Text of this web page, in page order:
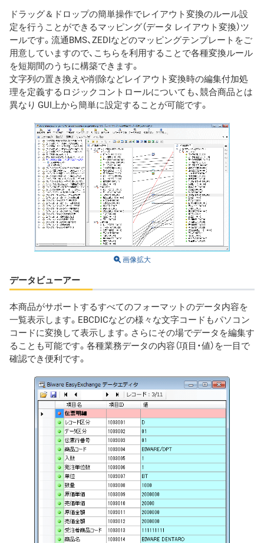
ドラッグ＆ドロップの簡単操作でレイアウト変換のルール設
定を行うことができるマッピング（データ レイアウト変換）ツ
ールです。流通BMS、ZEDIなどのマッピングテンプレートをご
用意していますので、こちらを利用することで各種変換ルール
を短期間のうちに構築できます。
文字列の置き換えや削除などレイアウト変換時の編集付加処
理を定義するロジックコントロールについても、競合商品とは
異なり GUI上から簡単に設定することが可能です。
画像拡大
データビューアー
本商品がサポートするすべてのフォーマットのデータ内容を
一覧表示します。EBCDICなどの様々な文字コードもパソコン
コードに変換して表示します。さらにその場でデータを編集す
ることも可能です。各種業務データの内容（項目・値）を一目で
確認でき便利です。